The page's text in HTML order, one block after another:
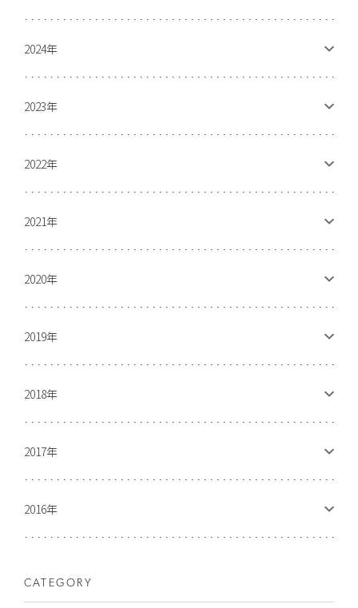
2024年
2023年
2022年
2021年
2020年
2019年
2018年
2017年
2016年
CATEGORY